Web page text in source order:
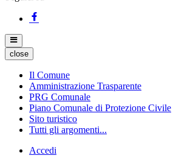
close
Il Comune
Amministrazione Trasparente
PRG Comunale
Piano Comunale di Protezione Civile
Sito turistico
Tutti gli argomenti...
Accedi